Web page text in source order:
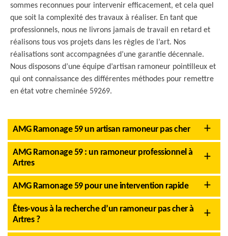
sommes reconnues pour intervenir efficacement, et cela quel
que soit la complexité des travaux à réaliser. En tant que
professionnels, nous ne livrons jamais de travail en retard et
réalisons tous vos projets dans les règles de l’art. Nos
réalisations sont accompagnées d’une garantie décennale.
Nous disposons d’une équipe d’artisan ramoneur pointilleux et
qui ont connaissance des différentes méthodes pour remettre
en état votre cheminée 59269.
AMG Ramonage 59 un artisan ramoneur pas cher
AMG Ramonage 59 : un ramoneur professionnel à
Artres
AMG Ramonage 59 pour une intervention rapide
Êtes-vous à la recherche d’un ramoneur pas cher à
Artres ?